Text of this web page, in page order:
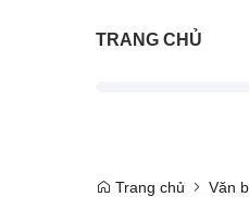
TRANG CHỦ
Trang chủ Văn